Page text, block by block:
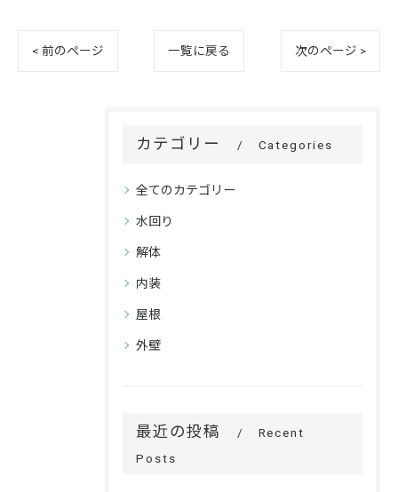
< 前のページ 一覧に戻る 次のページ >
カテゴリー Categories
全てのカテゴリー
水回り
解体
内装
屋根
外壁
最近の投稿
Recent
Posts